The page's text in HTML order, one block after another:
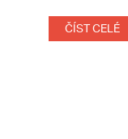
ČÍST CELÉ